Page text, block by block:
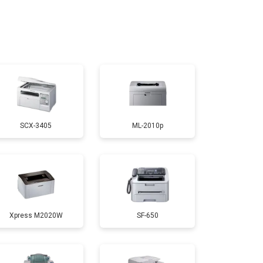
2500 ₽ Заказать
2600 ₽ Заказать
1800 ₽ Заказать
2300 ₽ Заказать
2600 ₽ Заказать
SCX-3405 ML-2010p
Xpress M2020W SF-650